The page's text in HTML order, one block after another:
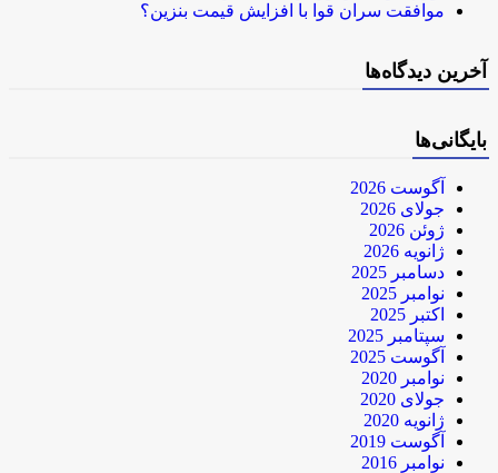
موافقت سران قوا با افزایش قیمت بنزین؟
آخرین دیدگاه‌ها
بایگانی‌ها
آگوست 2026
جولای 2026
ژوئن 2026
ژانویه 2026
دسامبر 2025
نوامبر 2025
اکتبر 2025
سپتامبر 2025
آگوست 2025
نوامبر 2020
جولای 2020
ژانویه 2020
آگوست 2019
نوامبر 2016